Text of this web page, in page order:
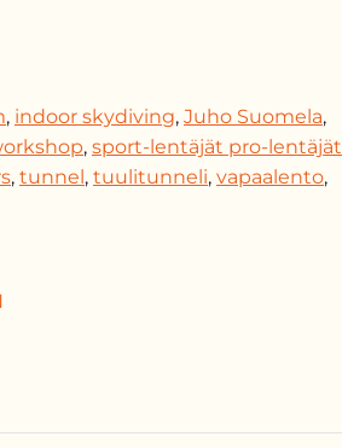
, indoor skydiving, Juho Suomela,
, sport-lentäjät pro-lentäjät
, tunnel, tuulitunneli, vapaalento,